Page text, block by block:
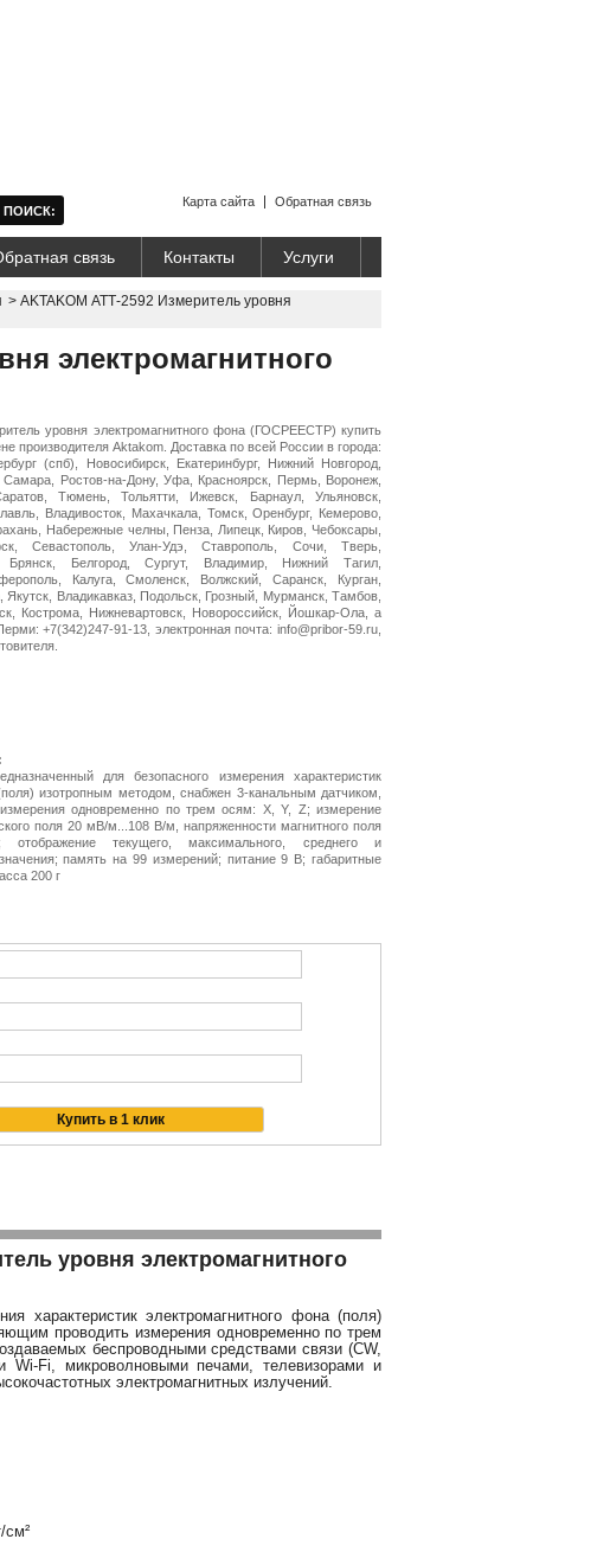
Обратная связь
Карта сайта
связь Контакты Услуги
> AKTAKOM АТТ-2592 Измеритель уровня
электромагнитного
уровня электромагнитного фона (ГОСРЕЕСТР) купить
производителя Aktakom. Доставка по всей России в города:
(спб), Новосибирск, Екатеринбург, Нижний Новгород,
Ростов-на-Дону, Уфа, Красноярск, Пермь, Воронеж,
Тюмень, Тольятти, Ижевск, Барнаул, Ульяновск,
Владивосток, Махачкала, Томск, Оренбург, Кемерово,
Набережные челны, Пенза, Липецк, Киров, Чебоксары,
Севастополь, Улан-Удэ, Ставрополь, Сочи, Тверь,
Брянск, Белгород, Сургут, Владимир, Нижний Тагил,
Калуга, Смоленск, Волжский, Саранск, Курган,
Якутск, Владикавказ, Подольск, Грозный, Мурманск, Тамбов,
Кострома, Нижневартовск, Новороссийск, Йошкар-Ола, а
+7(342)247-91-13, электронная почта: info@pribor-59.ru,
для безопасного измерения характеристик
изотропным методом, снабжен 3-канальным датчиком,
одновременно по трем осям: X, Y, Z; измерение
поля 20 мВ/м...108 В/м, напряженности магнитного поля
текущего, максимального, среднего и
память на 99 измерений; питание 9 В; габаритные
200 г
уровня электромагнитного
характеристик электромагнитного фона (поля)
проводить измерения одновременно по трем
беспроводными средствами связи (CW,
Wi-Fi, микроволновыми печами, телевизорами и
электромагнитных излучений.